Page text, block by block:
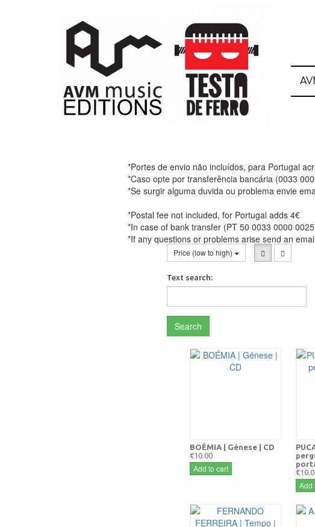
Price (low to high)
Text search:
Search
BOÉMIA | Génese | CD
€10.00
Add to cart
Add
*Portes de envio não incluídos, para Portugal
*Caso opte por transferência bancária (0033
*Se surgir alguma duvida ou problema envie
*Postal fee not included, for Portugal adds 4€
*In case of bank transfer (PT 50 0033 0000
*If any questions or problems arise send an